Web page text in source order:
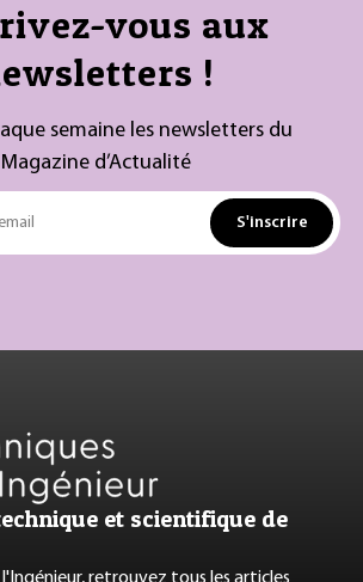
vous aux
!
semaine les newsletters du
Magazine d’Actualité
S'inscrire
et scientifique de
l'Ingénieur, retrouvez tous les articles